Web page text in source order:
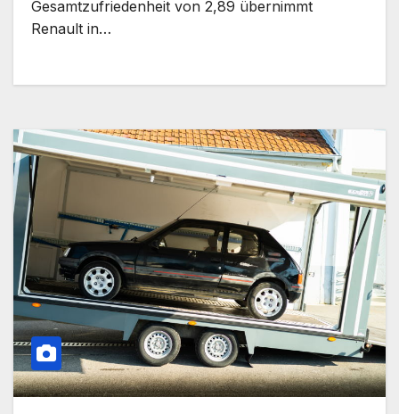
Gesamtzufriedenheit von 2,89 übernimmt
Renault in…